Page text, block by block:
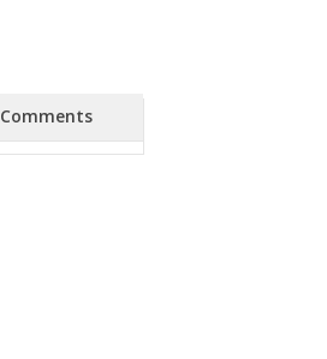
Comments